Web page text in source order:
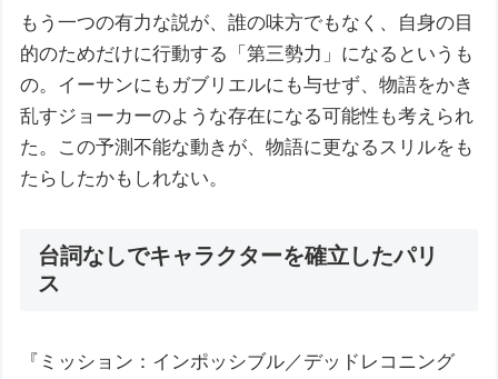
もう一つの有力な説が、誰の味方でもなく、自身の目
的のためだけに行動する「第三勢力」になるというも
の。イーサンにもガブリエルにも与せず、物語をかき
乱すジョーカーのような存在になる可能性も考えられ
た。この予測不能な動きが、物語に更なるスリルをも
たらしたかもしれない。
台詞なしでキャラクターを確立したパリ
ス
『ミッション：インポッシブル／デッドレコニング